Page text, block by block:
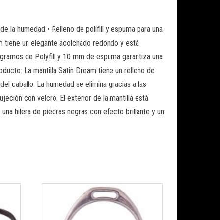
la humedad • Relleno de polifill y espuma para una
tiene un elegante acolchado redondo y está
de Polyfill y 10 mm de espuma garantiza una
La mantilla Satin Dream tiene un relleno de
caballo. La humedad se elimina gracias a las
con velcro. El exterior de la mantilla está
hilera de piedras negras con efecto brillante y un